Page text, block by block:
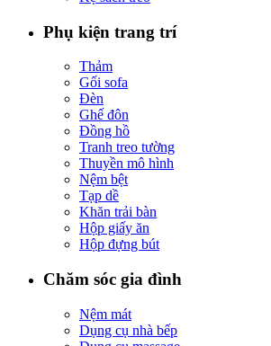
Phụ kiện trang trí
Thảm
Gối sofa
Đèn
Ghế đôn
Đồng hồ
Tranh treo tường
Thuyền mô hình
Nệm bệt
Tạp dề
Khăn trải bàn
Hộp giấy ăn
Hộp đựng bút
Chăm sóc gia đình
Nệm mát
Dụng cụ nhà bếp